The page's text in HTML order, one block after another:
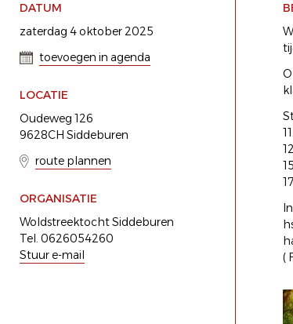
DATUM
zaterdag 4 oktober 2025
toevoegen in agenda
LOCATIE
Oudeweg 126
9628CH Siddeburen
route plannen
ORGANISATIE
Woldstreektocht Siddeburen
Tel. 0626054260
Stuur e-mail
(